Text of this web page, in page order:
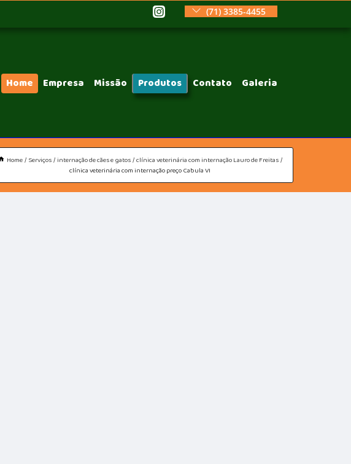
(71) 3385-4455
Home Empresa Missão Produtos Contato Galeria
Home Serviços internação de cães e gatos clínica veterinária com internação Lauro de Freitas
clínica veterinária com internação preço Cabula VI